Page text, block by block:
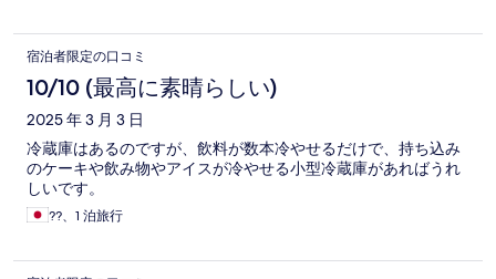
宿泊者限定の口コミ
10/10 (最高に素晴らしい)
2025 年 3 月 3 日
冷蔵庫はあるのですが、飲料が数本冷やせるだけで、持ち込み
のケーキや飲み物やアイスが冷やせる小型冷蔵庫があればうれ
しいです。
??、1 泊旅行